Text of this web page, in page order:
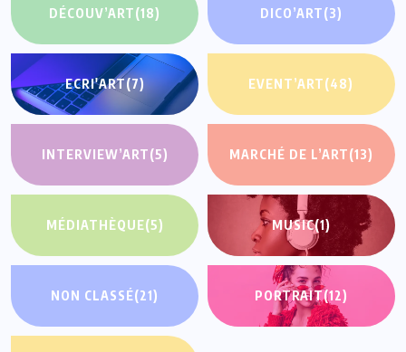
DÉCOUV’ART(18) DICO’ART(3)
ECRI'ART(7) EVENT’ART(48)
INTERVIEW’ART(5) MARCHÉ DE L’ART(13)
MÉDIATHÈQUE(5) MUSIC(1)
NON CLASSÉ(21) PORTRAIT(12)